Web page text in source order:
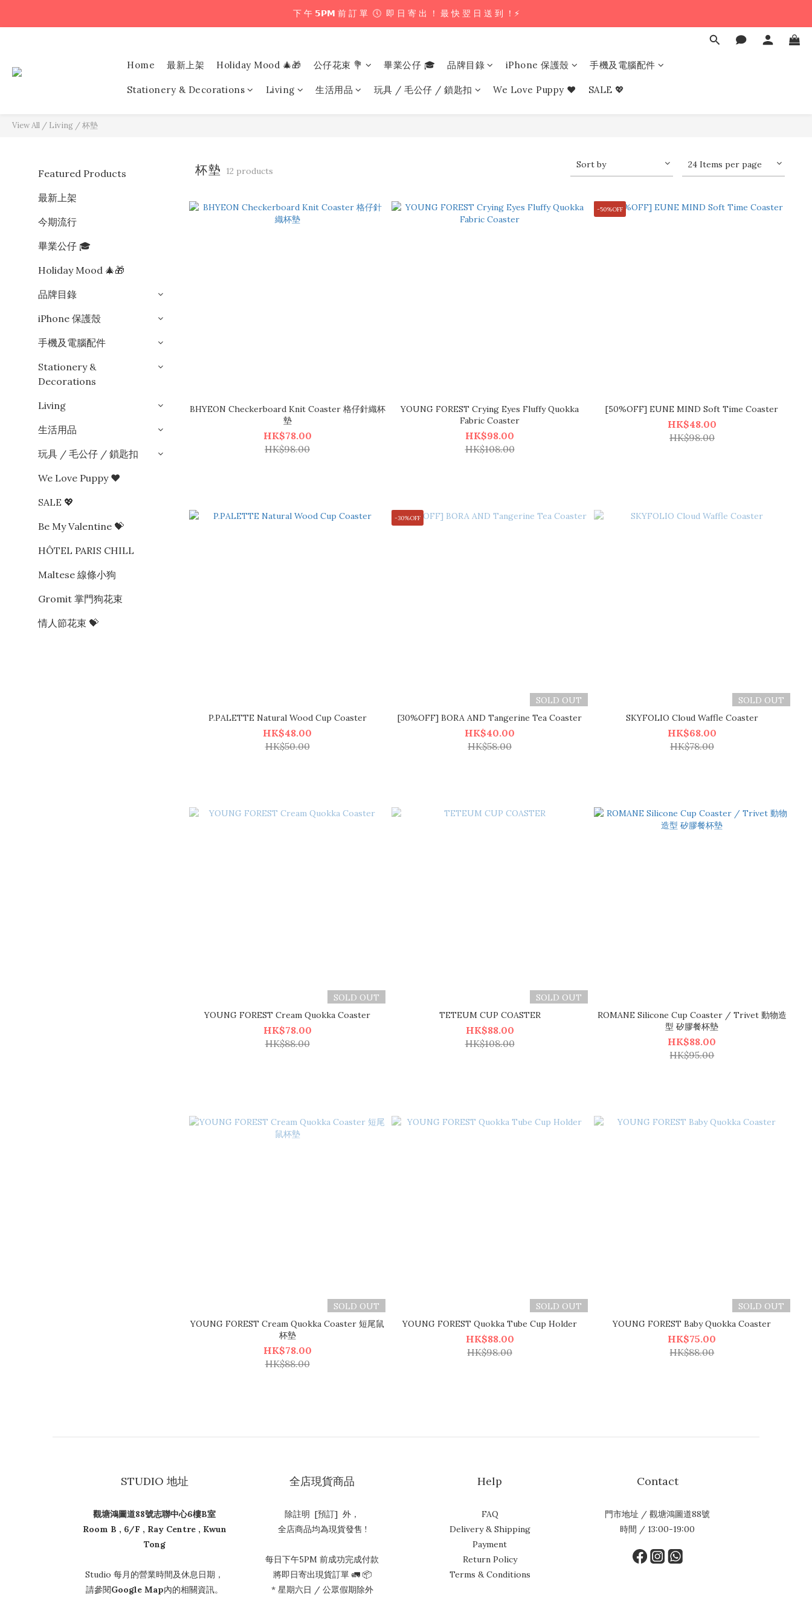
下 午 𝟱𝗣𝗠 前 訂 單  🕔  即 日 寄 出 ！ 最 快 翌 日 送 到 ！⚡️
下 午 𝟱𝗣𝗠 前 訂 單  🕔  即 日 寄 出 ！ 最 快 翌 日 送 到 ！⚡️
＼ 花束提供即日配送服務  🎀  讓我們為你編織浪漫驚喜 ！ 🎁 ／
下 午 𝟱𝗣𝗠 前 訂 單  🕔  即 日 寄 出 ！ 最 快 翌 日 送 到 ！⚡️
Home 最新上架 Holiday Mood 🎄🎁 公仔花束 💐 畢業公仔 🎓 品牌目錄 iPhone 保護殼 手機及電腦配件
Stationery & Decorations Living 生活用品 玩具 / 毛公仔 / 鎖匙扣 We Love Puppy ❤︎ SALE 💖
View All / Living /杯墊
Featured Products
最新上架
今期流行
畢業公仔 🎓
Holiday Mood 🎄🎁
品牌目錄
iPhone 保護殼
手機及電腦配件
Stationery &
Decorations
Living
生活用品
玩具 / 毛公仔 / 鎖匙扣
We Love Puppy ❤︎
SALE 💖
Be My Valentine 💝
HÔTEL PARIS CHILL
Maltese 線條小狗
Gromit 掌門狗花束
情人節花束 💝
杯墊 12 products
Sort by 24 Items per page
BHYEON Checkerboard Knit Coaster 格仔針織杯
墊
HK$78.00
HK$98.00
YOUNG FOREST Crying Eyes Fluffy Quokka
Fabric Coaster
HK$98.00
HK$108.00
-50%OFF
[50%OFF] EUNE MIND Soft Time Coaster
HK$48.00
HK$98.00
P.PALETTE Natural Wood Cup Coaster
HK$48.00
HK$50.00
-30%OFF
SOLD OUT
[30%OFF] BORA AND Tangerine Tea Coaster
HK$40.00
HK$58.00
SOLD OUT
SKYFOLIO Cloud Waffle Coaster
HK$68.00
HK$78.00
SOLD OUT
YOUNG FOREST Cream Quokka Coaster
HK$78.00
HK$88.00
SOLD OUT
TETEUM CUP COASTER
HK$88.00
HK$108.00
ROMANE Silicone Cup Coaster / Trivet 動物造
型 矽膠餐杯墊
HK$88.00
HK$95.00
SOLD OUT
YOUNG FOREST Cream Quokka Coaster 短尾鼠
杯墊
HK$78.00
HK$88.00
SOLD OUT
YOUNG FOREST Quokka Tube Cup Holder
HK$88.00
HK$98.00
SOLD OUT
YOUNG FOREST Baby Quokka Coaster
HK$75.00
HK$88.00
STUDIO 地址
觀塘鴻圖道88號志聯中心6樓B室
Room B , 6/F , Ray Centre , Kwun
Tong
Studio 每月的營業時間及休息日期，
請參閱Google Map內的相關資訊。
全店現貨商品
除註明 [預訂] 外，
全店商品均為現貨發售 !
每日下午5PM 前成功完成付款
將即日寄出現貨訂單 🚛 📦
* 星期六日 / 公眾假期除外
Help
FAQ
Delivery & Shipping
Payment
Return Policy
Terms & Conditions
Contact
門市地址 / 觀塘鴻圖道88號
時間 / 13:00-19:00